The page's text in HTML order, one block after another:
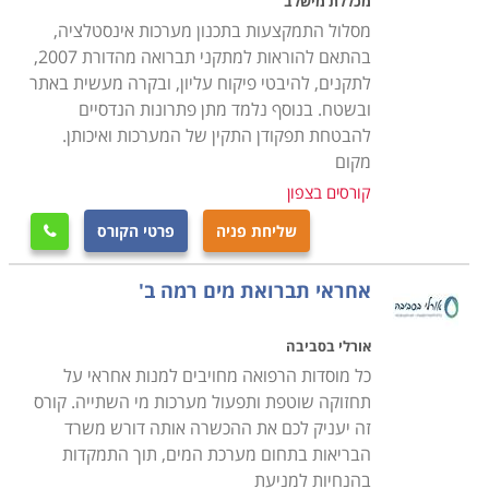
מים אפורים ושפכים, ביניהן קריאת תרשימי בניין כדי לזהות
היכן ממוקמת צנרת המים, הביוב והאיוורור שלו, טיפול
בנזילות והתקנות של מערכות אינסטלציה, אסלות וכלים
סניטריים, ברזים, מערכות חימום מים, זיהוי כשלים בציוד
ומערכות הצנרת והסיבות להם, התקנה, תיקון ואחזקה של
מתקני אינסטלציה פרטיים, מסחריים ותעשייתיים, כיווני
זרימה, תגובות כימיות ופיזיקליות של מים כשבאים במגע עם
חומרים שונים, זיהוי וסימון נקודות חיבור ומעברים של
צינורות בקירות ותחת רצפות, מדידה, חיתוך, כיפוף, השחלת
והברגת צנרת באופן ידני ובאמצעות ציוד מקצועי, טיפול
במערכות דודי שמש, חיבור צינורות ואבזרים באמצעות
שיטות הלחמה, מתאמים, חיבורים, מצמדים ומסעפים שונים,
בדיקת ואומדן דליפות בצינורות באמצעות מד לחץ מים
ואוויר. כל אלו מתוך מודעות והענות לכל תקני הבקרה
והבטיחות על פי תקנות החוק ואבטחת האיכות הנדרשת
מבעל מקצוע אחראי.
מסלול התמקצעות בתכנון מערכות אינסטלציה,
בהתאם להוראות למתקני תברואה מהדורת 2007,
לתקנים, להיבטי פיקוח עליון, ובקרה מעשית באתר
ובשטח. בנוסף נלמד מתן פתרונות הנדסיים
להבטחת תפקודן התקין של המערכות ואיכותן.
מקום
קורסים בצפון
שליחת פניה פרטי הקורס 
אחראי תברואת מים רמה ב'
אורלי בסביבה
כל מוסדות הרפואה מחויבים למנות אחראי על
תחזוקה שוטפת ותפעול מערכות מי השתייה. קורס
זה יעניק לכם את ההכשרה אותה דורש משרד
הבריאות בתחום מערכת המים, תוך התמקדות
בהנחיות למניעת